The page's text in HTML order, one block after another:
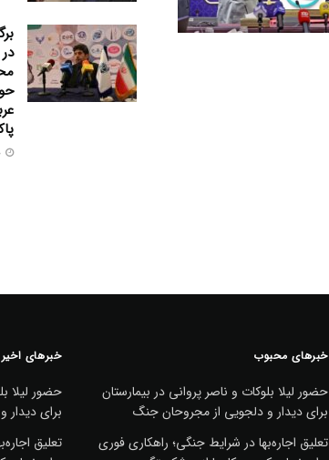
خبرهای محبوب
حضور لیلا بلوکات و ناصر پروانی در بیمارستان
برای دیدار و دلجویی از مجروحان جنگ
تعلیق اجاره‌بها در شرایط جنگی؛ راهکاری فوری
خبرهای اخیر
حضور لیلا
برای
تعلیق